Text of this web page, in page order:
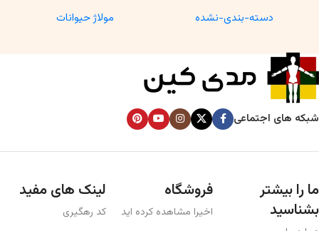
Anatomy Specimen
دسته-بندی-نشده
مولاژ حیوانات
شبکه های اجتماعی
ما را بیشتر
بشناسید
فروشگاه
اخیرا مشاهده کرده اید
لینک های مفید
کد رهگیری